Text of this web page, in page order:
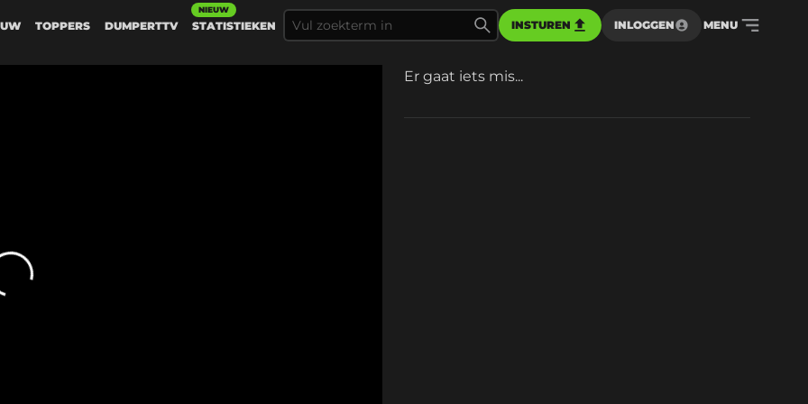
TOPPERS DUMPERTTV STATISTIEKEN
NIEUW
INSTUREN INLOGGEN MENU
Er gaat iets mis...